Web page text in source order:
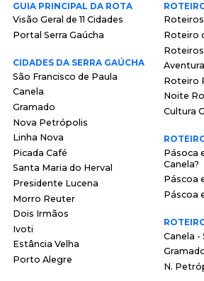
GUIA PRINCIPAL DA ROTA
Visão Geral de 11 Cidades
Portal Serra Gaúcha
CIDADES DA SERRA GAÚCHA
São Francisco de Paula
Canela
Gramado
Nova Petrópolis
Linha Nova
Picada Café
Santa Maria do Herval
Presidente Lucena
Morro Reuter
Dois Irmãos
Ivoti
Estância Velha
Porto Alegre
Roteiros
Roteiro
Roteiro
Noite
Cultura
Pásoca
Canela?
Páscoa
Páscoa
Canela -
N.